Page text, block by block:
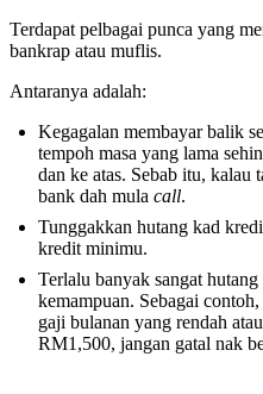
Terdapat pelbagai punca yang
bankrap atau muflis.
Antaranya adalah:
Kegagalan membayar balik
tempoh masa yang lama
dan ke atas. Sebab itu, kalau
bank dah mula call.
Tunggakkan hutang kad
kredit minimu.
Terlalu banyak sangat
kemampuan. Sebagai
gaji bulanan yang rendah
RM1,500, jangan gatal nak